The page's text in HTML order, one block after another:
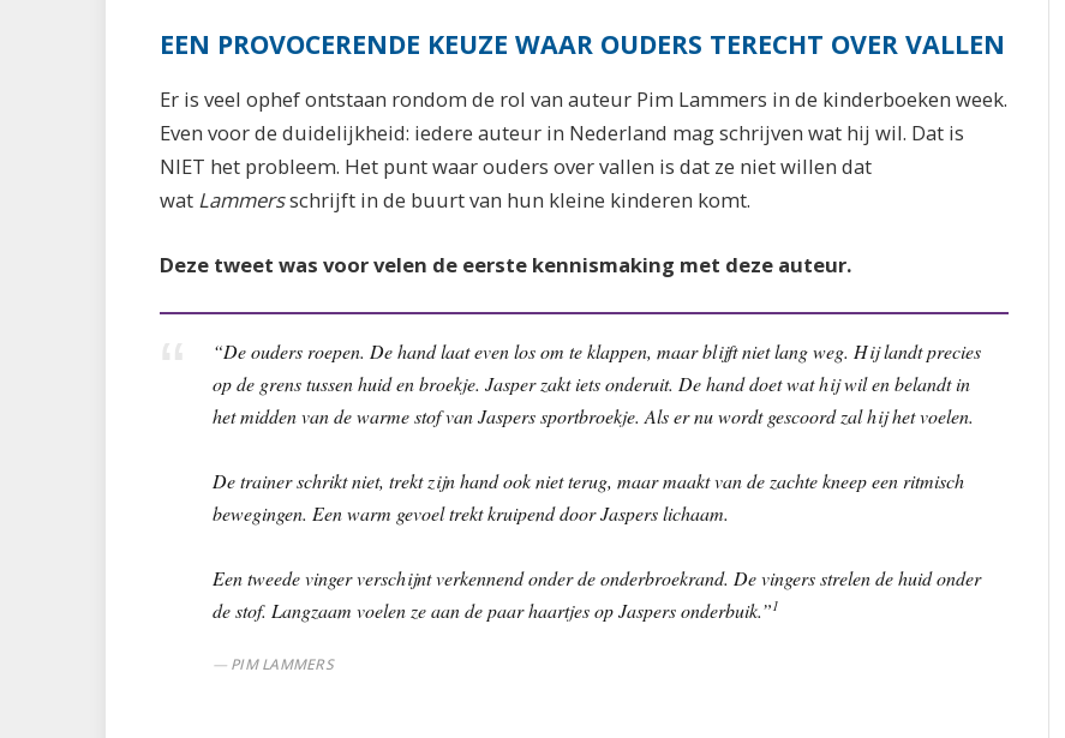
EEN PROVOCERENDE KEUZE WAAR OUDERS TERECHT OVER VALLEN
Er is veel ophef ontstaan rondom de rol van auteur Pim Lammers in de kinderboeken week.
Even voor de duidelijkheid: iedere auteur in Nederland mag schrijven wat hij wil. Dat is
NIET het probleem. Het punt waar ouders over vallen is dat ze niet willen dat
wat Lammersschrijft in de buurt van hun kleine kinderen komt.
Deze tweet was voor velen de eerste kennismaking met deze auteur.
“De ouders roepen. De hand laat even los om te klappen, maar blijft niet lang weg. Hij landt precies
op de grens tussen huid en broekje. Jasper zakt iets onderuit. De hand doet wat hij wil en belandt in
het midden van de warme stof van Jaspers sportbroekje. Als er nu wordt gescoord zal hij het voelen.
De trainer schrikt niet, trekt zijn hand ook niet terug, maar maakt van de zachte kneep een ritmisch
bewegingen. Een warm gevoel trekt kruipend door Jaspers lichaam.
Een tweede vinger verschijnt verkennend onder de onderbroekrand. De vingers strelen de huid onder
de stof. Langzaam voelen ze aan de paar haartjes op Jaspers onderbuik.”1
PIM LAMMERS